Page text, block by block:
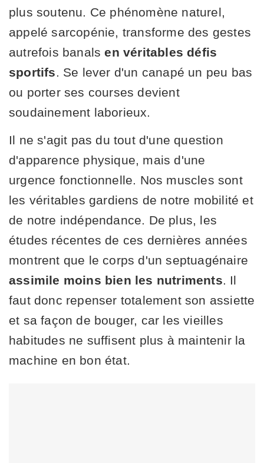
plus soutenu. Ce phénomène naturel,
appelé sarcopénie, transforme des gestes
autrefois banalsen véritables défis
sportifs. Se lever d'un canapé un peu bas
ou porter ses courses devient
soudainement laborieux.
Il ne s'agit pas du tout d'une question
d'apparence physique, mais d'une
urgence fonctionnelle. Nos muscles sont
les véritables gardiens de notre mobilité et
de notre indépendance. De plus, les
études récentes de ces dernières années
montrent que le corps d'un septuagénaire
assimile moins bien les nutriments. Il
faut donc repenser totalement son assiette
et sa façon de bouger, car les vieilles
habitudes ne suffisent plus à maintenir la
machine en bon état.